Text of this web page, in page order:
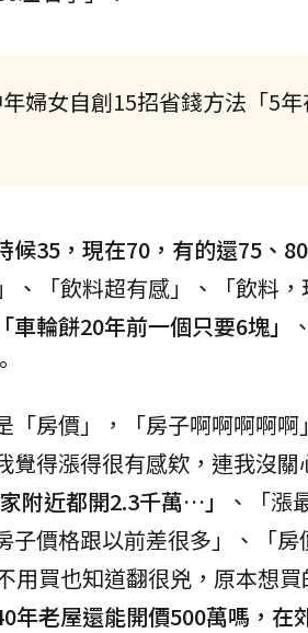
婦女自創15招省錢方法「5
候35，現在70，有的還75、80
、「飲料超有感」、「飲料
「車輪餅20年前一個只要6塊」
「房價」，「房子啊啊啊啊
得漲得很有感欸，連我沒關
附近都開2.3千萬…」
、「漲
價格跟以前差很多」、「
用買也知道翻很兇，原本想
年老屋還能開價500萬嗎，在